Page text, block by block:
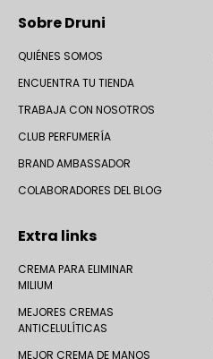
Sobre Druni
QUIÉNES SOMOS
ENCUENTRA TU TIENDA
TRABAJA CON NOSOTROS
CLUB PERFUMERÍA
BRAND AMBASSADOR
COLABORADORES DEL BLOG
Extra links
CREMA PARA ELIMINAR
MILIUM
MEJORES CREMAS
ANTICELULÍTICAS
MEJOR CREMA DE MANOS